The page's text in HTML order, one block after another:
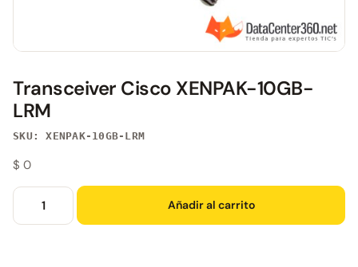
Transceiver Cisco XENPAK-10GB-
LRM
SKU: XENPAK-10GB-LRM
$ 0
Añadir al carrito